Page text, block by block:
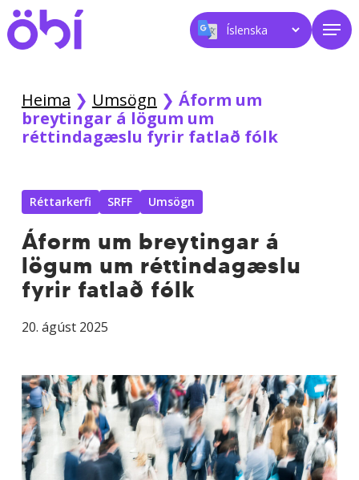
Skip
to
main
Heima ❯ Umsögn ❯ Áform um
breytingar á lögum um
réttindagæslu fyrir fatlað fólk
Réttarkerfi SRFF Umsögn
Áform um breytingar á
lögum um réttindagæslu
fyrir fatlað fólk
20. ágúst 2025